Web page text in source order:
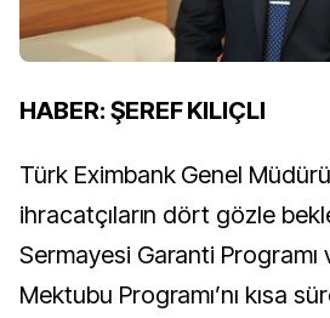
HABER: ŞEREF KILIÇLI
Türk Eximbank Genel Müdürü
ihracatçıların dört gözle
Sermayesi Garanti Programı
Mektubu Programı’nı kısa